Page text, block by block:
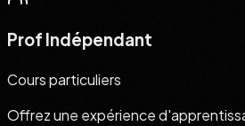
Prof Indépendant
Cours particuliers
Offrez une expérience